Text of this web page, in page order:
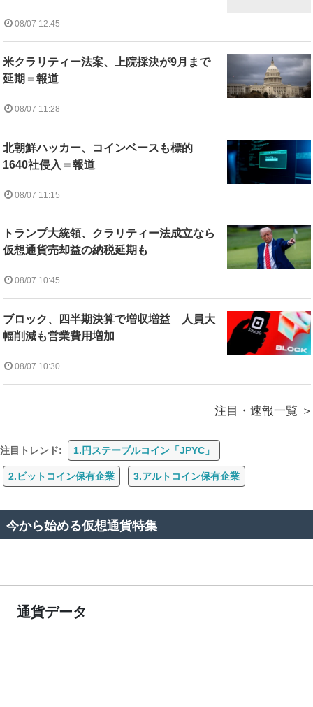
08/07 12:45
米クラリティー法案、上院採決が9月まで
延期＝報道
08/07 11:28
北朝鮮ハッカー、コインベースも標的
1640社侵入＝報道
08/07 11:15
トランプ大統領、クラリティー法成立なら
仮想通貨売却益の納税延期も
08/07 10:45
ブロック、四半期決算で増収増益 人員大
幅削減も営業費用増加
08/07 10:30
注目・速報一覧
注目トレンド: 1.円ステーブルコイン「JPYC」
2.ビットコイン保有企業 3.アルトコイン保有企業
今から始める仮想通貨特集
通貨データ